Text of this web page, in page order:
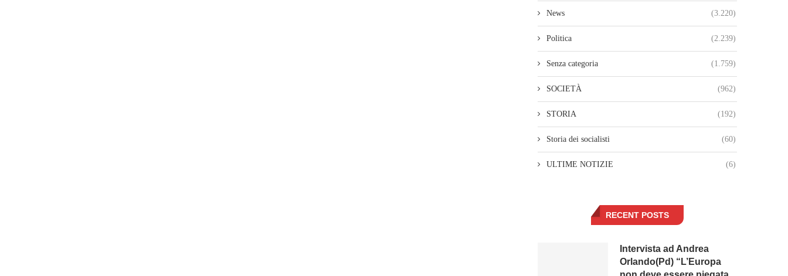
News (3.220)
Politica (2.239)
Senza categoria (1.759)
SOCIETÀ (962)
STORIA (192)
Storia dei socialisti (60)
ULTIME NOTIZIE (6)
RECENT POSTS
Intervista ad Andrea
Orlando(Pd) “L’Europa